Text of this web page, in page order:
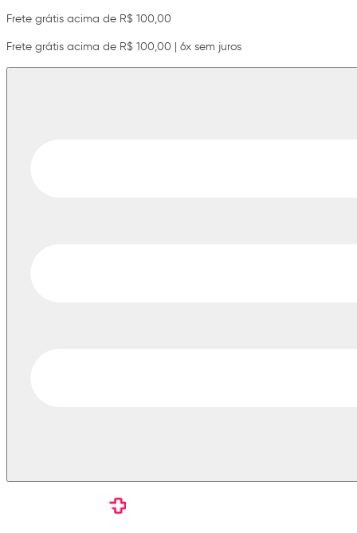
Frete grátis acima de R$ 100,00
Frete grátis acima de R$ 100,00 | 6x sem juros